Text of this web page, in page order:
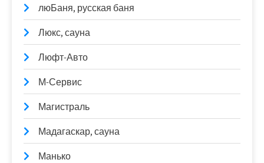
люБаня, русская баня
Люкс, сауна
Люфт-Авто
М-Сервис
Магистраль
Мадагаскар, сауна
Манько